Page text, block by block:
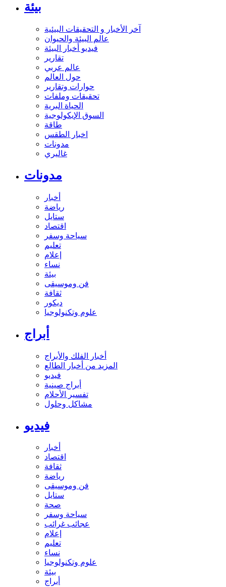
بيئة
آخر الأخبار و التحقيقات البيئية
عالم البيئة والحيوان
فيديو أخبار البيئة
تقارير
عالم عربي
حول العالم
حوارات وتقارير
تحقيقات وملفات
الحياة البرية
السوق الإيكولوجية
طاقة
اخبار الطقس
مدونات
غاليري
مدونات
أخبار
رياضة
ستايل
اقتصاد
سياحة وسفر
تعليم
إعلام
نساء
بيئة
فن وموسيقى
ثقافة
ديكور
علوم وتكنولوجيا
أبراج
أخبار الفلك والأبراج
المزيد من أخبار الطالع
فيديو
أبراج صينية
تفسير الأحلام
مشاكل وحلول
فيديو
أخبار
اقتصاد
ثقافة
رياضة
فن وموسيقى
ستايل
صحة
سياحة وسفر
عجائب غرائب
إعلام
تعليم
نساء
علوم وتكنولوجيا
بيئة
أبراج